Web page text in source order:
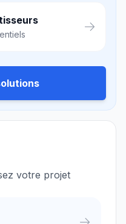
votre projet